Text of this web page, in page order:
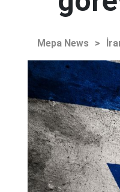
Mepa News >